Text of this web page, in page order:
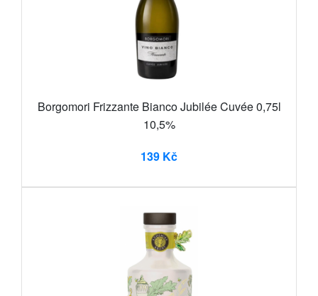
Borgomori Frizzante Bianco Jubilée Cuvée 0,75l
10,5%
139 Kč